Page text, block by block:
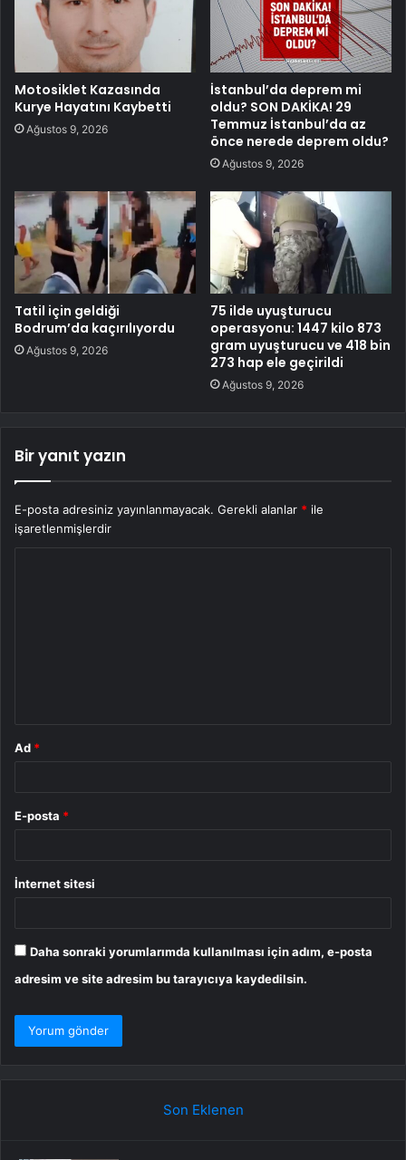
Motosiklet Kazasında
Kurye Hayatını Kaybetti
Ağustos 9, 2026
İstanbul’da deprem mi
oldu? SON DAKİKA! 29
Temmuz İstanbul’da az
önce nerede deprem oldu?
Ağustos 9, 2026
Tatil için geldiği
Bodrum’da kaçırılıyordu
Ağustos 9, 2026
75 ilde uyuşturucu
operasyonu: 1447 kilo 873
gram uyuşturucu ve 418 bin
273 hap ele geçirildi
Ağustos 9, 2026
Bir yanıt yazın
E-posta adresiniz yayınlanmayacak. Gerekli alanlar * ile
işaretlenmişlerdir
Ad *
E-posta *
İnternet sitesi
Daha sonraki yorumlarımda kullanılması için adım, e-posta
adresim ve site adresim bu tarayıcıya kaydedilsin.
Son Eklenen